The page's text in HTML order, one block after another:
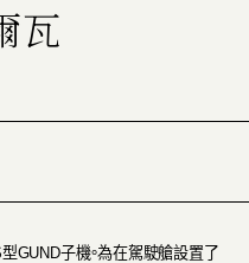
瓦
GUND子機。為在駕駛艙設置了